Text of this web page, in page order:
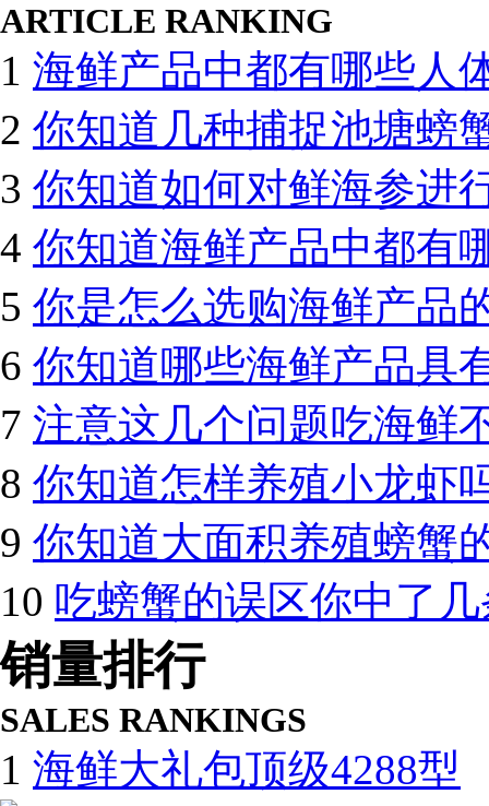
ARTICLE RANKING
1 海鲜产品中都有哪些人
2 你知道几种捕捉池塘螃
3 你知道如何对鲜海参进
4 你知道海鲜产品中都有
5 你是怎么选购海鲜产品
6 你知道哪些海鲜产品具
7 注意这几个问题吃海鲜
8 你知道怎样养殖小龙虾
9 你知道大面积养殖螃蟹
10 吃螃蟹的误区你中了
销量排行
SALES RANKINGS
1 海鲜大礼包顶级4288型